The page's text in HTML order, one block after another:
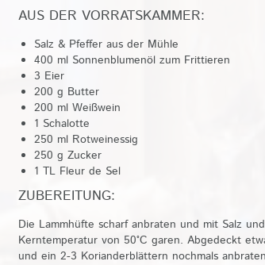
AUS DER VORRATSKAMMER:
Salz & Pfeffer aus der Mühle
400 ml Sonnenblumenöl zum Frittieren
3 Eier
200 g Butter
200 ml Weißwein
1 Schalotte
250 ml Rotweinessig
250 g Zucker
1 TL Fleur de Sel
ZUBEREITUNG:
Die Lammhüfte scharf anbraten und mit Salz
Kerntemperatur von 50°C garen. Abgedeckt
und ein 2-3 Korianderblättern nochmals